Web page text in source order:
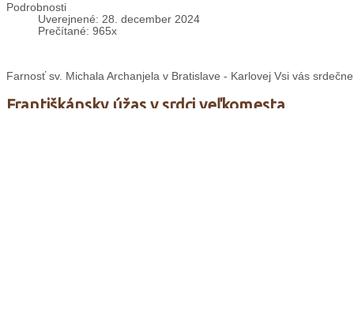
Podrobnosti
Uverejnené: 28. december 2024
Prečítané: 965x
Farnosť sv. Michala Archanjela v Bratislave - Karlovej Vsi vás
Františkánsky úžas v srdci veľkomesta